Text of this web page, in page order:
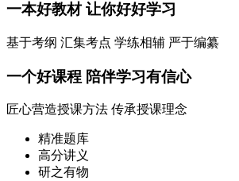
一本好教材让你好好学习
基于考纲 汇集考点 学练相辅 严于编纂
一个好课程 陪伴学习有信心
匠心营造授课方法 传承授课理念
精准题库
高分讲义
研之有物